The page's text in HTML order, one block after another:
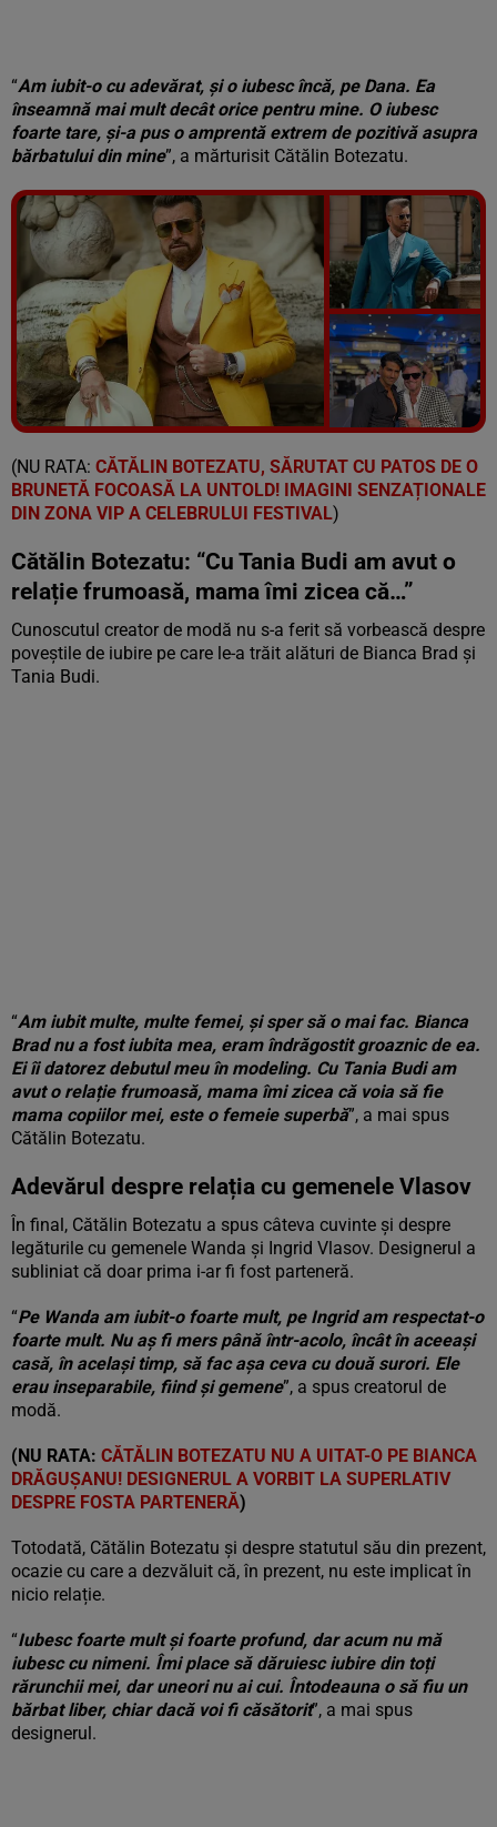
“Am iubit-o cu adevărat, și o iubesc încă, pe Dana. Ea
înseamnă mai mult decât orice pentru mine. O iubesc
foarte tare, și-a pus o amprentă extrem de pozitivă asupra
bărbatului din mine”, a mărturisit Cătălin Botezatu.
Vezi galeria foto
3 poze
(NU RATA: CĂTĂLIN BOTEZATU, SĂRUTAT CU PATOS DE O
BRUNETĂ FOCOASĂ LA UNTOLD! IMAGINI SENZAȚIONALE
DIN ZONA VIP A CELEBRULUI FESTIVAL)
Cătălin Botezatu: “Cu Tania Budi am avut o
relație frumoasă, mama îmi zicea că…”
Cunoscutul creator de modă nu s-a ferit să vorbească despre
poveștile de iubire pe care le-a trăit alături de Bianca Brad și
Tania Budi.
“Am iubit multe, multe femei, și sper să o mai fac. Bianca
Brad nu a fost iubita mea, eram îndrăgostit groaznic de ea.
Ei îi datorez debutul meu în modeling. Cu Tania Budi am
avut o relație frumoasă, mama îmi zicea că voia să fie
mama copiilor mei, este o femeie superbă”, a mai spus
Cătălin Botezatu.
Adevărul despre relația cu gemenele Vlasov
În final, Cătălin Botezatu a spus câteva cuvinte și despre
legăturile cu gemenele Wanda și Ingrid Vlasov. Designerul a
subliniat că doar prima i-ar fi fost parteneră.
“Pe Wanda am iubit-o foarte mult, pe Ingrid am respectat-o
foarte mult. Nu aș fi mers până într-acolo, încât în aceeași
casă, în același timp, să fac așa ceva cu două surori. Ele
erau inseparabile, fiind și gemene”, a spus creatorul de
modă.
(NU RATA: CĂTĂLIN BOTEZATU NU A UITAT-O PE BIANCA
DRĂGUȘANU! DESIGNERUL A VORBIT LA SUPERLATIV
DESPRE FOSTA PARTENERĂ)
Totodată, Cătălin Botezatu și despre statutul său din prezent,
ocazie cu care a dezvăluit că, în prezent, nu este implicat în
nicio relație.
“Iubesc foarte mult și foarte profund, dar acum nu mă
iubesc cu nimeni. Îmi place să dăruiesc iubire din toți
rărunchii mei, dar uneori nu ai cui. Întodeauna o să fiu un
bărbat liber, chiar dacă voi fi căsătorit”, a mai spus
designerul.